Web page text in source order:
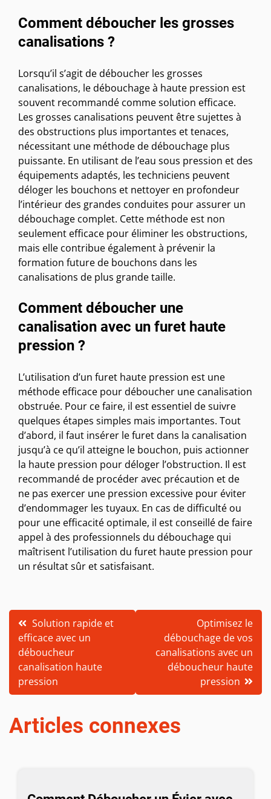
Comment déboucher les grosses
canalisations ?
Lorsqu’il s’agit de déboucher les grosses
canalisations, le débouchage à haute pression est
souvent recommandé comme solution efficace.
Les grosses canalisations peuvent être sujettes à
des obstructions plus importantes et tenaces,
nécessitant une méthode de débouchage plus
puissante. En utilisant de l’eau sous pression et des
équipements adaptés, les techniciens peuvent
déloger les bouchons et nettoyer en profondeur
l’intérieur des grandes conduites pour assurer un
débouchage complet. Cette méthode est non
seulement efficace pour éliminer les obstructions,
mais elle contribue également à prévenir la
formation future de bouchons dans les
canalisations de plus grande taille.
Comment déboucher une
canalisation avec un furet haute
pression ?
L’utilisation d’un furet haute pression est une
méthode efficace pour déboucher une canalisation
obstruée. Pour ce faire, il est essentiel de suivre
quelques étapes simples mais importantes. Tout
d’abord, il faut insérer le furet dans la canalisation
jusqu’à ce qu’il atteigne le bouchon, puis actionner
la haute pression pour déloger l’obstruction. Il est
recommandé de procéder avec précaution et de
ne pas exercer une pression excessive pour éviter
d’endommager les tuyaux. En cas de difficulté ou
pour une efficacité optimale, il est conseillé de faire
appel à des professionnels du débouchage qui
maîtrisent l’utilisation du furet haute pression pour
un résultat sûr et satisfaisant.
Navigation
de
l’article
Solution rapide et
efficace avec un
déboucheur
canalisation haute
pression
Optimisez le
débouchage de vos
canalisations avec un
déboucheur haute
pression
Articles connexes